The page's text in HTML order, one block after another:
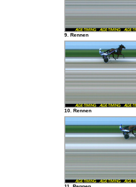
9. Rennen
10. Rennen